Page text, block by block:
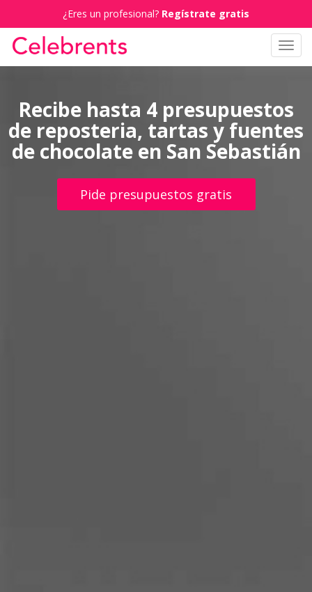
¿Eres un profesional? Regístrate gratis
Recibe hasta 4 presupuestos
de reposteria, tartas y fuentes
de chocolate en San Sebastián
Pide presupuestos gratis